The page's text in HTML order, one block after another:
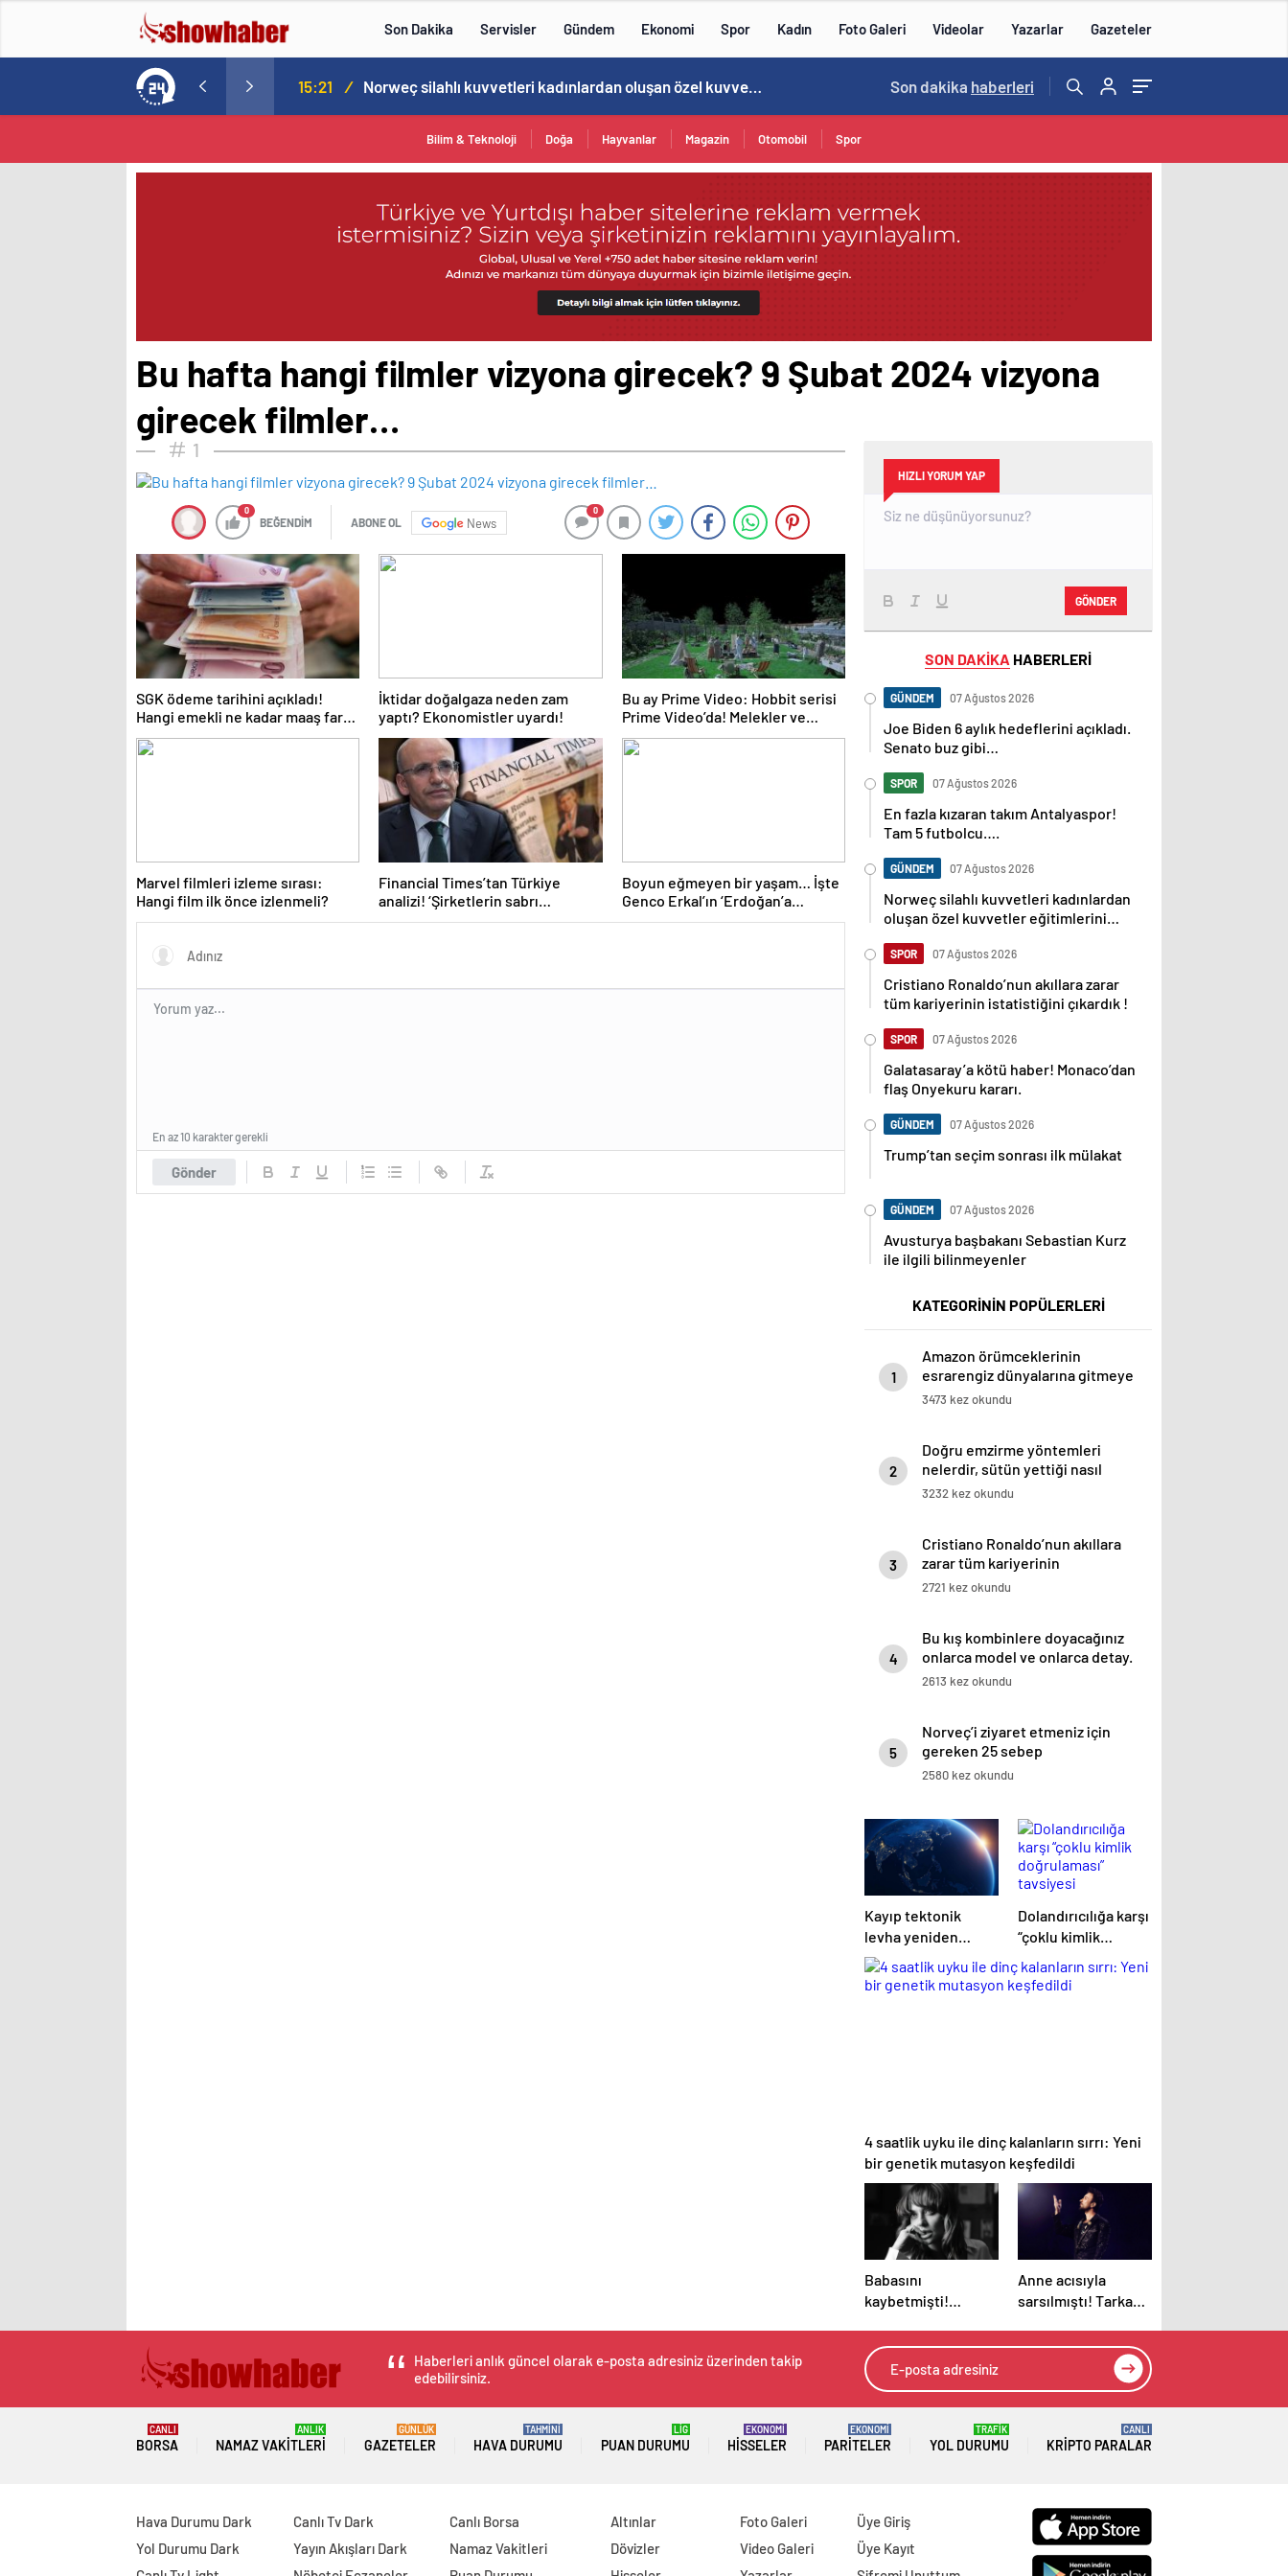
Son Dakika Servisler Gündem Ekonomi Spor Kadın Foto Galeri Videolar Yazarlar Gazeteler
Tam 5 futbolcu…. 15:21 / Norweç silahlı kuvvetleri kadınlardan oluşan özel kuvvetler eğitimlerini başlattı. 15:20 /
Son dakika haberleri
Bilim & Teknoloji Doğa Hayvanlar Magazin Otomobil Spor
Bu hafta hangi filmler vizyona girecek? 9 Şubat 2024 vizyona
girecek filmler…
1
0
BEĞENDİM ABONE OL News
0
SGK ödeme tarihini açıkladı!
Hangi emekli ne kadar maaş farkı
alacak?
İktidar doğalgaza neden zam
yaptı? Ekonomistler uyardı!
Bu ay Prime Video: Hobbit serisi
Prime Video’da! Melekler ve
Şeytanlar, Da Vinci Şifresi, Arda
Turan: Yüzleşme ve daha
Marvel filmleri izleme sırası:
Hangi film ilk önce izlenmeli?
Financial Times’tan Türkiye
analizi! ‘Şirketlerin sabrı
tükeniyor’
Boyun eğmeyen bir yaşam… İşte
Genco Erkal’ın ‘Erdoğan’a
hakaret’ savunması: Sürüden biri
Gönder
En az 10 karakter gerekli
HIZLI YORUM YAP
GÖNDER
SON DAKİKA HABERLERİ
GÜNDEM 07 Ağustos 2026
Joe Biden 6 aylık hedeflerini açıkladı.
Senato buz gibi…
SPOR 07 Ağustos 2026
En fazla kızaran takım Antalyaspor!
Tam 5 futbolcu….
GÜNDEM 07 Ağustos 2026
Norweç silahlı kuvvetleri kadınlardan
oluşan özel kuvvetler eğitimlerini
SPOR 07 Ağustos 2026
Cristiano Ronaldo’nun akıllara zarar
tüm kariyerinin istatistiğini çıkardık !
SPOR 07 Ağustos 2026
Galatasaray’a kötü haber! Monaco’dan
flaş Onyekuru kararı.
GÜNDEM 07 Ağustos 2026
Trump’tan seçim sonrası ilk mülakat
GÜNDEM 07 Ağustos 2026
Avusturya başbakanı Sebastian Kurz
ile ilgili bilinmeyenler
KATEGORİNİN POPÜLERLERİ
1
Amazon örümceklerinin
esrarengiz dünyalarına gitmeye
hazır olun.
3473 kez okundu
2
Doğru emzirme yöntemleri
nelerdir, sütün yettiği nasıl
anlaşılır?
3232 kez okundu
3
Cristiano Ronaldo’nun akıllara
zarar tüm kariyerinin
istatistiğini çıkardık !
2721 kez okundu
4
Bu kış kombinlere doyacağınız
onlarca model ve onlarca detay.
2613 kez okundu
5
Norveç’i ziyaret etmeniz için
gereken 25 sebep
2580 kez okundu
Kayıp tektonik
levha yeniden
ortaya çıkıyor…
Dolandırıcılığa karşı
“çoklu kimlik
doğrulaması”
tavsiyesi
4 saatlik uyku ile dinç kalanların sırrı: Yeni
bir genetik mutasyon keşfedildi
Babasını
kaybetmişti!
Balçın’dan duygusal
paylaşım
Anne acısıyla
sarsılmıştı! Tarkan,
bırakmak
Haberleri anlık güncel olarak e-posta adresiniz üzerinden takip
edebilirsiniz.
BORSA
CANLI
NAMAZ VAKITLERI
ANLIK
GAZETELER
GÜNLÜK
HAVA DURUMU
TAHMİNİ
PUAN DURUMU
LİG
HISSELER
EKONOMİ
PARITELER
EKONOMİ
YOL DURUMU
TRAFİK
KRIPTO PARALAR
CANLI
Hava Durumu Dark
Yol Durumu Dark
Canlı Tv Dark
Yayın Akışları Dark
Canlı Borsa
Namaz Vakitleri
Altınlar
Dövizler
Foto Galeri
Video Galeri
Üye Giriş
Üye Kayıt